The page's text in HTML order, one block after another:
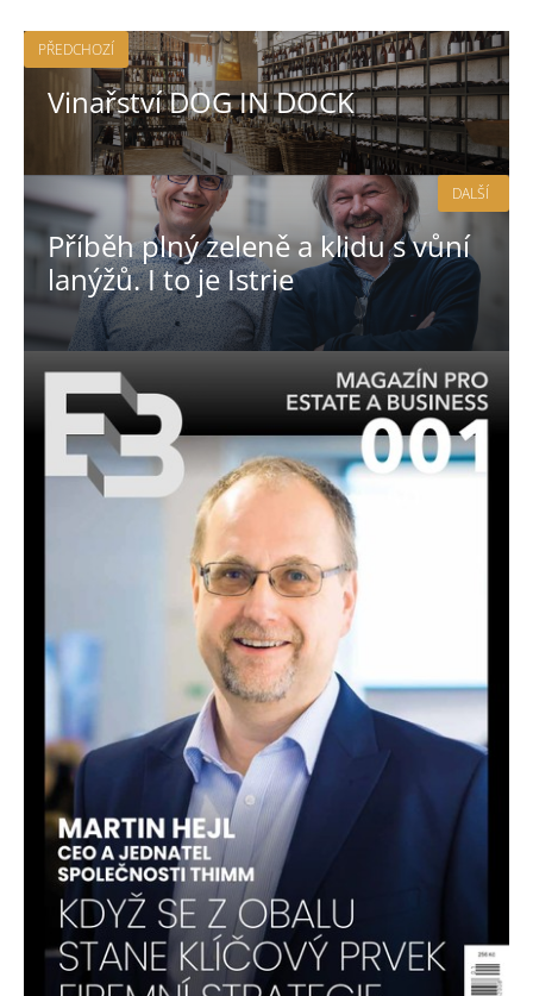
PŘEDCHOZÍ
Vinařství DOG IN DOCK
Příběh plný zeleně a klidu s vůní
lanýžů. I to je Istrie
DALŠÍ